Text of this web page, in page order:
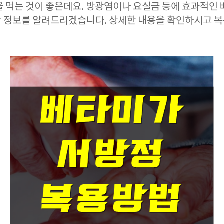
먹는 것이 좋은데요. 방광염이나 요실금 등에 효과적인
정보를 알려드리겠습니다. 상세한 내용을 확인하시고 복